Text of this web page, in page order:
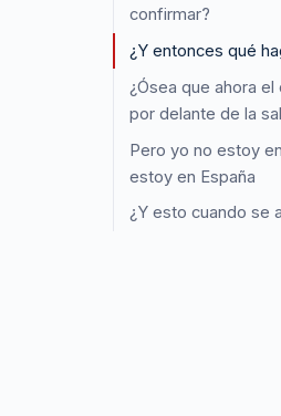
confirmar?
¿Y entonces qué
¿Ósea que ahora el
por delante de la
Pero yo no estoy
estoy en España
¿Y esto cuando se